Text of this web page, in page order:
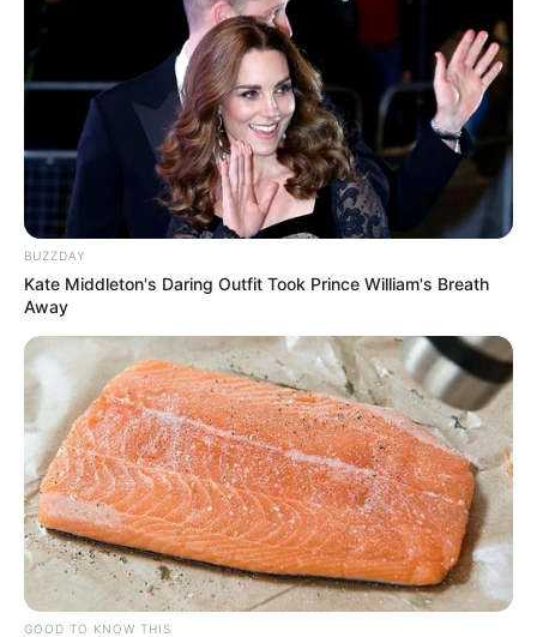
GOBERNACIÓN DE CUNDINAMARCA
PRODUCCION
ALERTA BOGOTÁ
NOTICIAS BOGOTÁ
MANTÉNGASE EN ALERTA
Tenemos todas las noticias que le
interesan. Para estar bien informado, por
ACTIVAR AHORA
TEMAS DESTACADOS
RECIBO DEL AGUA
LOCALIDAD DE USAQUÉN
CUNDINAMARCA
DESAPARECIDOS
CORTES DE LUZ
LOCALIDAD DE ENGATIVÁ
REGIOTRAM DE OCCIDENTE
LOCALIDAD DE SUBA
BUZZDAY
Kate Middleton's Daring Outfit Took Prince William's Breath
Away
GOOD TO KNOW THIS